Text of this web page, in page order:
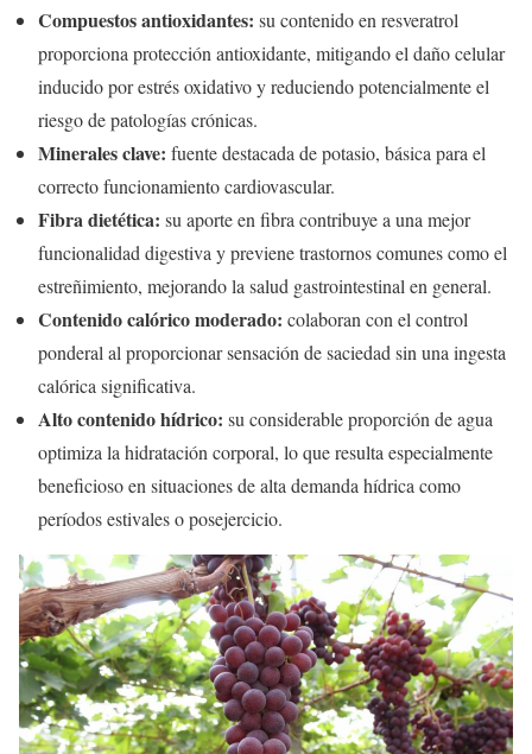
Compuestos antioxidantes: su contenido en resveratrol
proporciona protección antioxidante, mitigando el daño celular
inducido por estrés oxidativo y reduciendo potencialmente el
riesgo de patologías crónicas.
Minerales clave: fuente destacada de potasio, básica para el
correcto funcionamiento cardiovascular.
Fibra dietética: su aporte en fibra contribuye a una mejor
funcionalidad digestiva y previene trastornos comunes como el
estreñimiento, mejorando la salud gastrointestinal en general.
Contenido calórico moderado: colaboran con el control
ponderal al proporcionar sensación de saciedad sin una ingesta
calórica significativa.
Alto contenido hídrico: su considerable proporción de agua
optimiza la hidratación corporal, lo que resulta especialmente
beneficioso en situaciones de alta demanda hídrica como
períodos estivales o posejercicio.